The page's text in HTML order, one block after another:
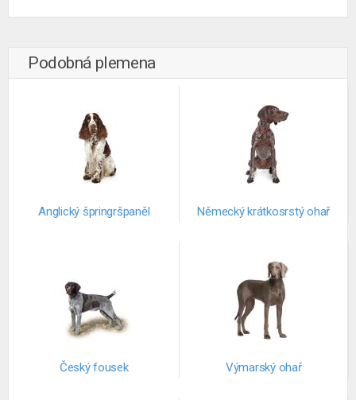
Podobná plemena
Anglický špringršpaněl Německý krátkosrstý ohař
Český fousek Výmarský ohař